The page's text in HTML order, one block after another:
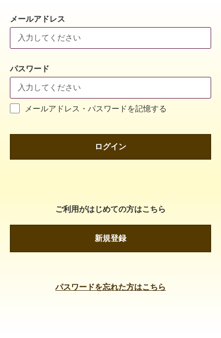
メールアドレス
パスワード
メールアドレス・パスワードを記憶する
ログイン
ご利用がはじめての方はこちら
新規登録
パスワードを忘れた方はこちら